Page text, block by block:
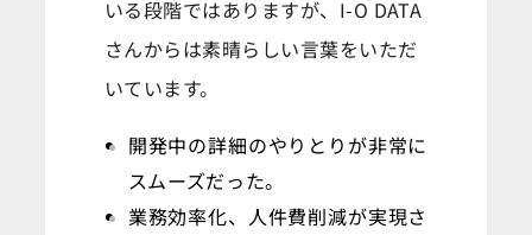
いる段階ではありますが、I-O DATA
さんからは素晴らしい言葉をいただ
いています。
開発中の詳細のやりとりが非常に
スムーズだった。
業務効率化、人件費削減が実現さ